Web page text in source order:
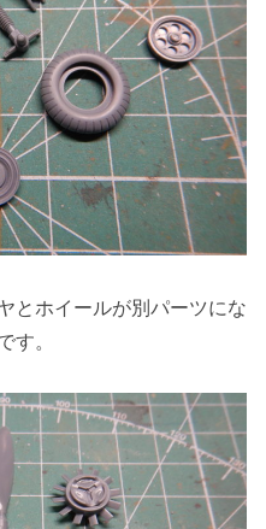
とホイールが別パーツにな
す。